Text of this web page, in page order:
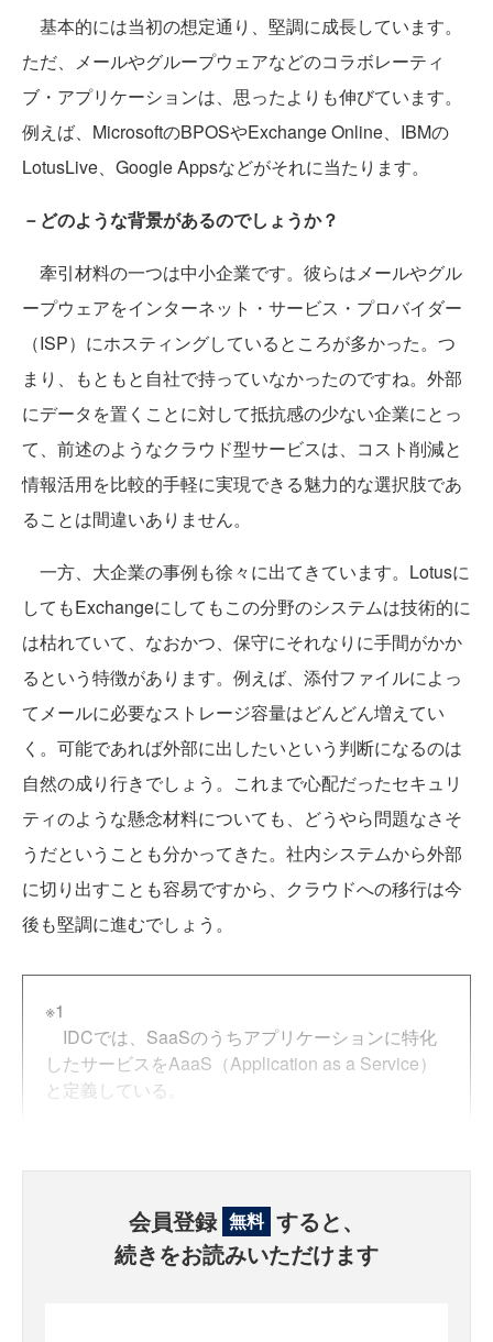
基本的には当初の想定通り、堅調に成長しています。
ただ、メールやグループウェアなどのコラボレーティ
ブ・アプリケーションは、思ったよりも伸びています。
例えば、MicrosoftのBPOSやExchange Online、IBMの
LotusLive、Google Appsなどがそれに当たります。
－どのような背景があるのでしょうか？
牽引材料の一つは中小企業です。彼らはメールやグル
ープウェアをインターネット・サービス・プロバイダー
（ISP）にホスティングしているところが多かった。つ
まり、もともと自社で持っていなかったのですね。外部
にデータを置くことに対して抵抗感の少ない企業にとっ
て、前述のようなクラウド型サービスは、コスト削減と
情報活用を比較的手軽に実現できる魅力的な選択肢であ
ることは間違いありません。
一方、大企業の事例も徐々に出てきています。Lotusに
してもExchangeにしてもこの分野のシステムは技術的に
は枯れていて、なおかつ、保守にそれなりに手間がかか
るという特徴があります。例えば、添付ファイルによっ
てメールに必要なストレージ容量はどんどん増えてい
く。可能であれば外部に出したいという判断になるのは
自然の成り行きでしょう。これまで心配だったセキュリ
ティのような懸念材料についても、どうやら問題なさそ
うだということも分かってきた。社内システムから外部
に切り出すことも容易ですから、クラウドへの移行は今
後も堅調に進むでしょう。
※1
IDCでは、SaaSのうちアプリケーションに特化
したサービスをAaaS（Application as a Service）
と定義している。
会員登録 無料 すると、
続きをお読みいただけます